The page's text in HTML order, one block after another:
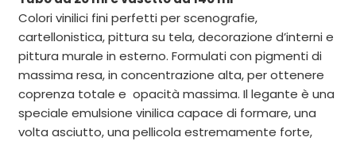
Colori vinilici fini perfetti per scenografie,
cartellonistica, pittura su tela, decorazione d’interni e
pittura murale in esterno. Formulati con pigmenti di
massima resa, in concentrazione alta, per ottenere
coprenza totale e opacità massima. Il legante è una
speciale emulsione vinilica capace di formare, una
volta asciutto, una pellicola estremamente forte,